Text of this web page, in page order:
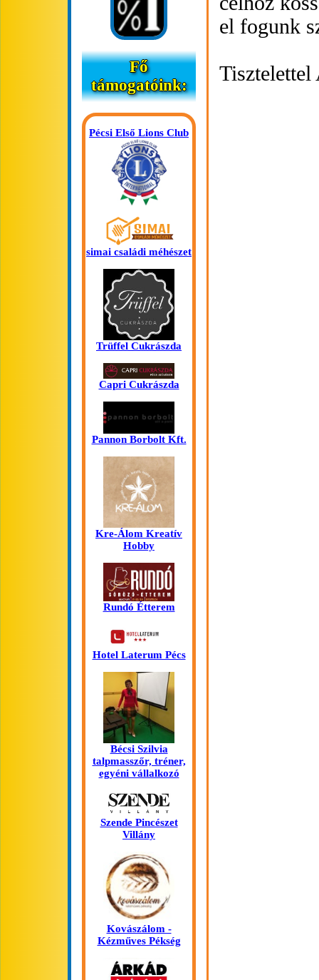
Fő
támogatóink:
Pécsi Első Lions Club
simai családi méhészet
Trüffel Cukrászda
Capri Cukrászda
Pannon Borbolt Kft.
Kre-Álom Kreatív
Hobby
Rundó Étterem
Hotel Laterum Pécs
Bécsi Szilvia
talpmasszőr, tréner,
egyéni vállalkozó
Szende Pincészet
Villány
Kovászálom -
Kézműves Pékség
el fogunk
Tisztelettel